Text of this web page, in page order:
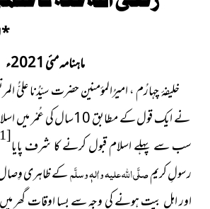
*
ماہنامہ مئی 2021ء
خلیفۂ چہارُم ، امیرُالمؤمنین حضرت سیّدُنا علیُّ
نے ایک قول کے مطابق 10سال
سب سے پہلے اسلام قبول کرنے کا شرف پایا
رسولِ کریمصلَّی اللہ علیہ واٰلہٖ وسلَّمکے ظاہری
اور اہلِ بیت ہونے کی وجہ سے بسا اوقات گھر